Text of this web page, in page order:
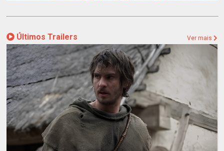
Últimos Trailers Ver mais